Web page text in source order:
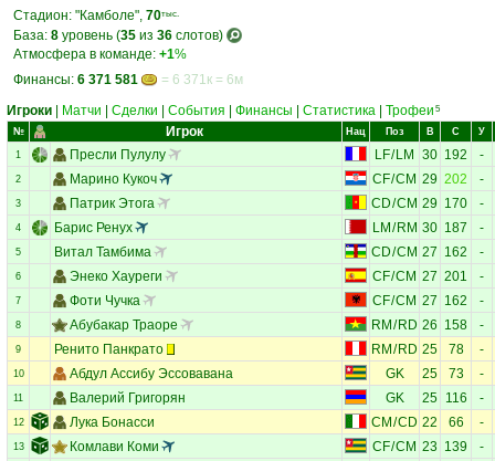
Стадион: "Камболе", 70тыс.
База: 8 уровень (35 из 36 слотов)
Атмосфера в команде: +1%
Финансы: 6 371 581
= 6 371к = 6м
Игроки
Матчи Сделки События Финансы Статистика Трофеи 5
№ Игрок Нац Поз В С У
1 Пресли Пулулу LF/ LM 30 192 -
2 Марино Кукоч CF/CM 29 202 -
3 Патрик Этога CD/CM 29 170 -
4 Барис Ренух LM /RM 30 187 -
5 Витал Тамбима CD/CM 27 162 -
6 Энеко Хауреги CF/CM 27 201 -
7 Фоти Чучка CF/CM 27 162 -
8 Абубакар Траоре RM / RD 26 158 -
9 Ренито Панкрато RM / RD 25 78 -
10 Абдул Ассибу Эссовавана GK 25 73 -
11 Валерий Григорян GK 25 116 -
12 Лука Бонасси CM /CD 22 66 -
13 Комлави Коми CF/CM 23 139 -